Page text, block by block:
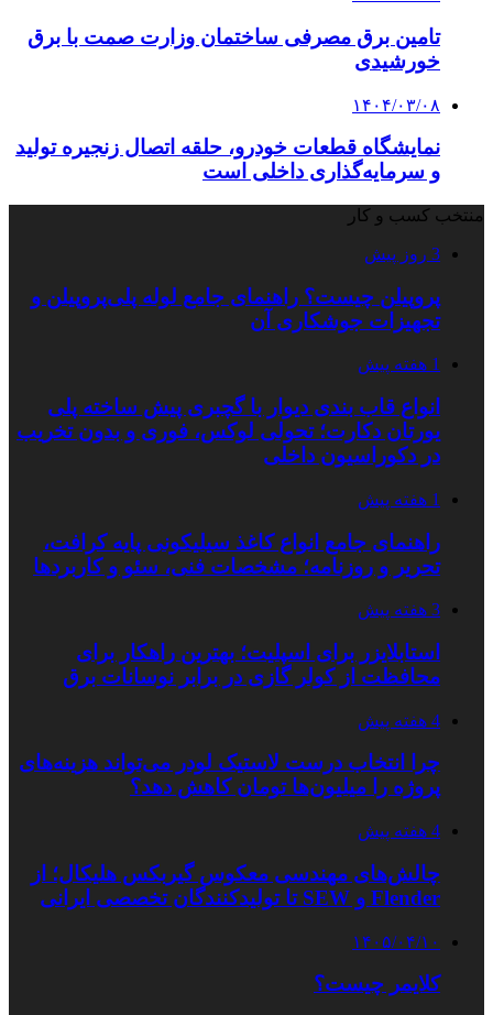
تامین برق مصرفی ساختمان وزارت صمت با برق
خورشیدی
۱۴۰۴/۰۳/۰۸
نمایشگاه قطعات خودرو، حلقه اتصال زنجیره تولید
و سرمایه‌گذاری داخلی است
منتخب کسب و کار
3 روز پیش
پروپیلن چیست؟ راهنمای جامع لوله پلی‌پروپیلن و
تجهیزات جوشکاری آن
1 هفته پیش
انواع قاب بندی دیوار با گچبری پیش ساخته پلی
یورتان دکارت؛ تحولی لوکس، فوری و بدون تخریب
در دکوراسیون داخلی
1 هفته پیش
راهنمای جامع انواع کاغذ سیلیکونی پایه کرافت،
تحریر و روزنامه؛ مشخصات فنی، سئو و کاربردها
3 هفته پیش
استابلایزر برای اسپلیت؛ بهترین راهکار برای
محافظت از کولر گازی در برابر نوسانات برق
4 هفته پیش
چرا انتخاب درست لاستیک لودر می‌تواند هزینه‌های
پروژه را میلیون‌ها تومان کاهش دهد؟
4 هفته پیش
چالش‌های مهندسی معکوس گیربکس هلیکال؛ از
Flender و SEW تا تولیدکنندگان تخصصی ایرانی
۱۴۰۵/۰۴/۱۰
کلایمر چیست؟